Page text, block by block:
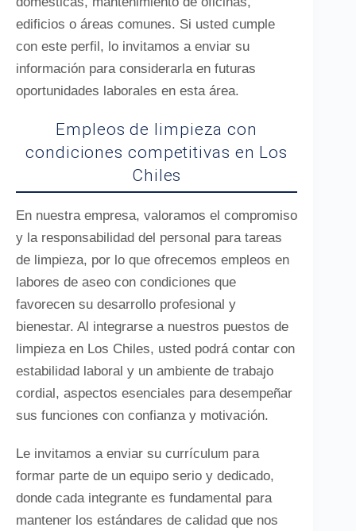
edificios o áreas comunes. Si usted cumple
con este perfil, lo invitamos a enviar su
información para considerarla en futuras
oportunidades laborales en esta área.
Empleos de limpieza con
condiciones competitivas en Los
Chiles
En nuestra empresa, valoramos el compromiso
y la responsabilidad del personal para tareas
de limpieza, por lo que ofrecemos empleos en
labores de aseo con condiciones que
favorecen su desarrollo profesional y
bienestar. Al integrarse a nuestros puestos de
limpieza en Los Chiles, usted podrá contar con
estabilidad laboral y un ambiente de trabajo
cordial, aspectos esenciales para desempeñar
sus funciones con confianza y motivación.
Le invitamos a enviar su currículum para
formar parte de un equipo serio y dedicado,
donde cada integrante es fundamental para
mantener los estándares de calidad que nos